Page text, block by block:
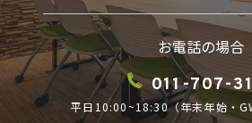
お電話の場合
011-707-
平日10:00~18:30（年末年始・